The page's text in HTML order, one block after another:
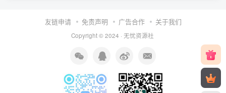
友链申请 免责声明 广告合作 关于我们
Copyright © 2024 · 无忧资源社